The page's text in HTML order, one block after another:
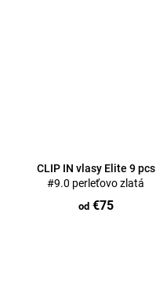
CLIP IN vlasy Elite 9 pcs
#9.0 perleťovo zlatá
od€75